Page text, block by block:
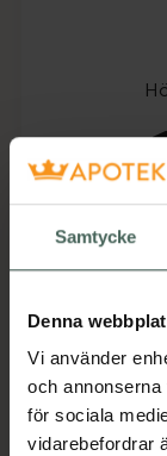
Samtycke
Denna
Vi använder
och
för sociala
vidarebefordrar
Aktuella